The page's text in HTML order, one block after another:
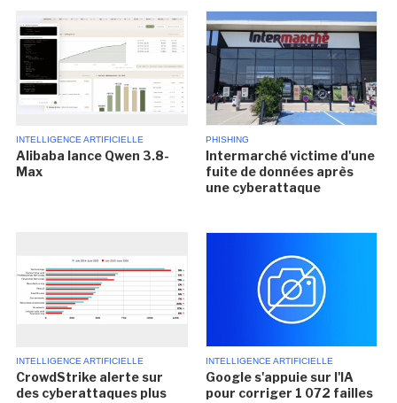
INTELLIGENCE ARTIFICIELLE
Alibaba lance Qwen 3.8-
Max
PHISHING
Intermarché victime d'une
fuite de données après
une cyberattaque
INTELLIGENCE ARTIFICIELLE
CrowdStrike alerte sur
des cyberattaques plus
INTELLIGENCE ARTIFICIELLE
Google s'appuie sur l'IA
pour corriger 1 072 failles